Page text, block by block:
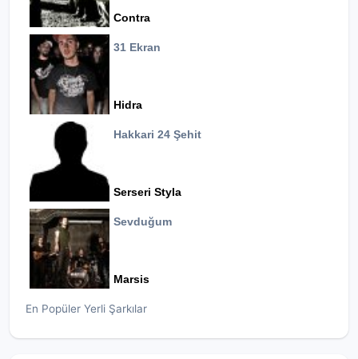
Contra
31 Ekran
Hidra
Hakkari 24 Şehit
Serseri Styla
Sevduğum
Marsis
En Popüler Yerli Şarkılar